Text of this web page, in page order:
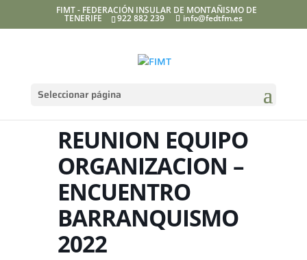
FIMT - FEDERACIÓN INSULAR DE MONTAÑISMO DE
TENERIFE 922 882 239 info@fedtfm.es
Seleccionar página
REUNION EQUIPO
ORGANIZACION –
ENCUENTRO
BARRANQUISMO
2022